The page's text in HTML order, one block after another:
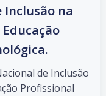
Inclusão na
de Inclusão
Profissional